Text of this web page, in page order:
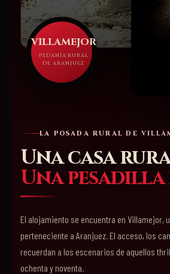
VILLAMEJOR
PEDANÍA RURAL
DE ARANJUEZ
LA POSADA RURAL DE
Una casa
Una pesadilla
El alojamiento se encuentra en Villamejor,
perteneciente a Aranjuez. El acceso, los
recuerdan a los escenarios de aquellos
ochenta y noventa.